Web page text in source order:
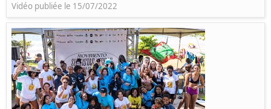
Vidéo publiée le 15/07/2022